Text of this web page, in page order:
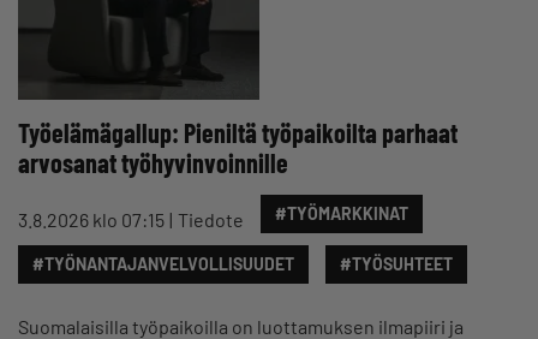
Työelämägallup: Pieniltä työpaikoilta parhaat
arvosanat työhyvinvoinnille
3.8.2026 klo 07:15 Tiedote #TYÖMARKKINAT
#TYÖNANTAJANVELVOLLISUUDET #TYÖSUHTEET
Suomalaisilla työpaikoilla on luottamuksen ilmapiiri ja